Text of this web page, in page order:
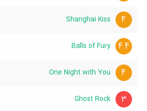
4
Shanghai Kiss
4.4
Balls of Fury
4
One Night with You
3
Ghost Rock